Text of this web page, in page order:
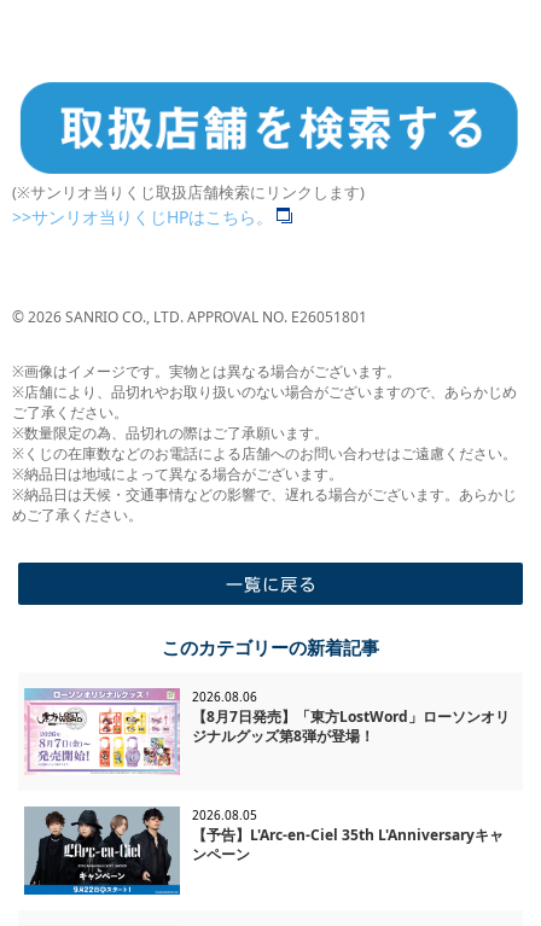
(※サンリオ当りくじ取扱店舗検索にリンクします)
>>サンリオ当りくじHPはこちら。
© 2026 SANRIO CO., LTD. APPROVAL NO. E26051801
※画像はイメージです。実物とは異なる場合がございます。
※店舗により、品切れやお取り扱いのない場合がございますので、あらかじめ
ご了承ください。
※数量限定の為、品切れの際はご了承願います。
※くじの在庫数などのお電話による店舗へのお問い合わせはご遠慮ください。
※納品日は地域によって異なる場合がございます。
※納品日は天候・交通事情などの影響で、遅れる場合がございます。あらかじ
めご了承ください。
このカテゴリーの新着記事
2026.08.06
【8月7日発売】「東方LostWord」ローソンオリ
ジナルグッズ第8弾が登場！
2026.08.05
【予告】L'Arc-en-Ciel 35th L'Anniversaryキャ
ンペーン